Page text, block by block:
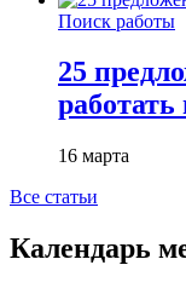
Поиск работы
25
16 марта
Все статьи
Календарь